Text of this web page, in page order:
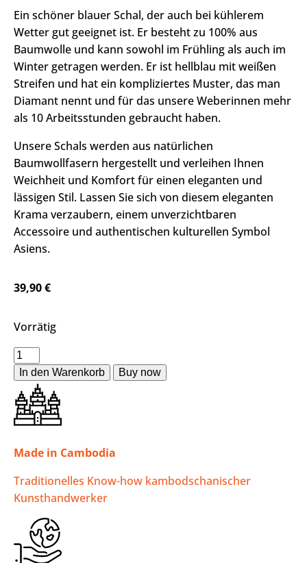
Ein schöner blauer Schal, der auch bei kühlerem
Wetter gut geeignet ist. Er besteht zu 100% aus
Baumwolle und kann sowohl im Frühling als auch im
Winter getragen werden. Er ist hellblau mit weißen
Streifen und hat ein kompliziertes Muster, das man
Diamant nennt und für das unsere Weberinnen mehr
als 10 Arbeitsstunden gebraucht haben.
Unsere Schals werden aus natürlichen
Baumwollfasern hergestellt und verleihen Ihnen
Weichheit und Komfort für einen eleganten und
lässigen Stil. Lassen Sie sich von diesem eleganten
Krama verzaubern, einem unverzichtbaren
Accessoire und authentischen kulturellen Symbol
Asiens.
39,90€
Vorrätig
In den Warenkorb
Made in Cambodia
Traditionelles Know-how kambodschanischer
Kunsthandwerker